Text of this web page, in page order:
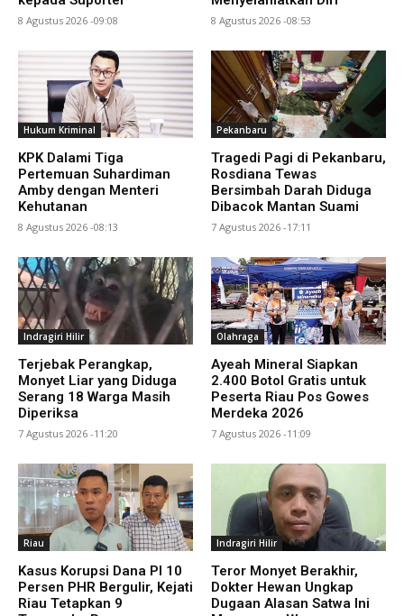
8 Agustus 2026 -09:08 8 Agustus 2026 -08:53
Hukum Kriminal
KPK Dalami Tiga
Pertemuan Suhardiman
Amby dengan Menteri
Kehutanan
8 Agustus 2026 -08:13
Pekanbaru
Tragedi Pagi di Pekanbaru,
Rosdiana Tewas
Bersimbah Darah Diduga
Dibacok Mantan Suami
7 Agustus 2026 -17:11
Indragiri Hilir
Terjebak Perangkap,
Monyet Liar yang Diduga
Serang 18 Warga Masih
Diperiksa
7 Agustus 2026 -11:20
Olahraga
Ayeah Mineral Siapkan
2.400 Botol Gratis untuk
Peserta Riau Pos Gowes
Merdeka 2026
7 Agustus 2026 -11:09
Riau
Kasus Korupsi Dana PI 10
Persen PHR Bergulir, Kejati
Riau Tetapkan 9
Indragiri Hilir
Teror Monyet Berakhir,
Dokter Hewan Ungkap
Dugaan Alasan Satwa Ini